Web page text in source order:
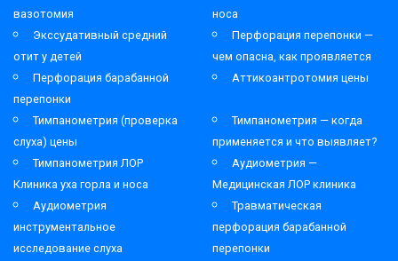
вазотомия
носа
Экссудативный средний
отит у детей
Перфорация перепонки —
чем опасна, как проявляется
Перфорация барабанной
перепонки
Аттикоантротомия цены
Тимпанометрия (проверка
слуха) цены
Тимпанометрия — когда
применяется и что выявляет?
Тимпанометрия ЛОР
Клиника уха горла и носа
Аудиометрия —
Медицинская ЛОР клиника
Аудиометрия
инструментальное
исследование слуха
Травматическая
перфорация барабанной
перепонки